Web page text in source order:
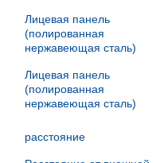
Лицевая панель
(полированная
нержавеющая сталь)
Лицевая панель
(полированная
нержавеющая сталь)
расстояние